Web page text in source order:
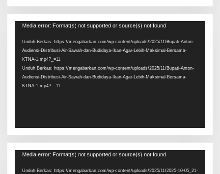
Pemutar
Media error: Format(s) not supported or source(s) not found
Unduh Berkas: https://mengabarkan.com/wp-content/uploads/2025/11/Bupati-Anton-
Audiensi-Distribusi-Air-Sawah-dan-Budidaya-Ikan-Agar-Lebih-Maksimal-Bersama-
KTNA-1.mp4?_=11
Unduh Berkas: https://mengabarkan.com/wp-content/uploads/2025/11/Bupati-Anton-
Audiensi-Distribusi-Air-Sawah-dan-Budidaya-Ikan-Agar-Lebih-Maksimal-Bersama-
KTNA-1.mp4?_=11
Pemutar
Media error: Format(s) not supported or source(s) not found
Unduh Berkas: https://mengabarkan.com/wp-content/uploads/2025/11/2025-10-05_21-